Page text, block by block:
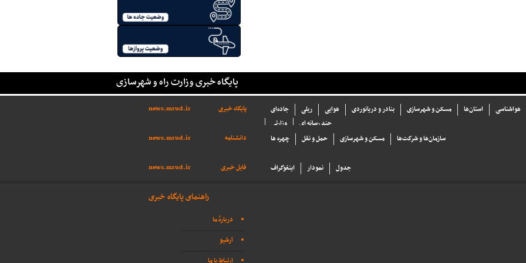
پایگاه خبری وزارت راه و شهرسازی
پایگاه خبری news.mrud.ir جاده‌ای ریلی هوایی بنادر و دریانوردی مسکن و شهرسازی استان‌ها
هواشناسی
وزارتی
چند رسانه ای
دانشنامه
news.mrud.ir چهره ها حمل و نقل مسکن و شهرسازی سازما‌ن‌ها و شركت‌ها
فایل خبری news.mrud.ir اینفوگراف نمودار جدول
راهنمای پایگاه خبری
دربارهٔ ما
آرشیو